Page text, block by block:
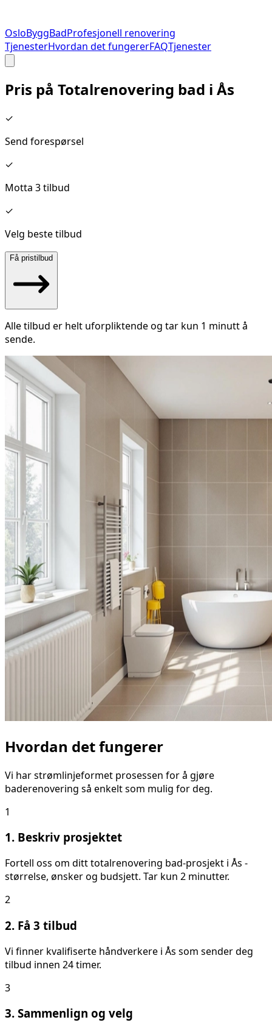
OsloByggBadProfesjonell renovering
TjenesterHvordan det fungererFAQTjenester
Pris på Totalrenovering bad i Ås
✓
Send forespørsel
✓
Motta 3 tilbud
✓
Velg beste tilbud
Få pristilbud
Alle tilbud er helt uforpliktende og tar kun 1 minutt å
sende.
Hvordan det fungerer
Vi har strømlinjeformet prosessen for å gjøre
baderenovering så enkelt som mulig for deg.
1
1. Beskriv prosjektet
Fortell oss om ditttotalrenovering bad-prosjekt i Ås -
størrelse, ønsker og budsjett. Tar kun 2 minutter.
2
2. Få 3 tilbud
Vi finner kvalifiserte håndverkere i Ås som sender deg
tilbud innen 24 timer.
3
3. Sammenlign og velg